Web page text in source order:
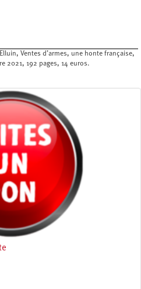
Ventes d’armes, une honte française,
2021, 192 pages, 14 euros.